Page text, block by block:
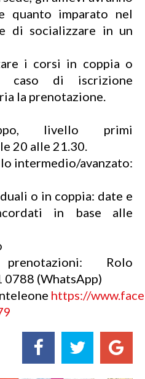
quanto imparato nel
di socializzare in un
i corsi in coppia o
caso di iscrizione
la prenotazione.
livello primi
20 alle 21.30.
intermedio/avanzato:
o in coppia: date e
in base alle
Rolo
(WhatsApp)
https://